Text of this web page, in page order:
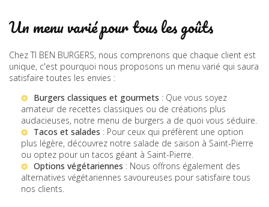
Un menu varié pour tous les goûts
Chez TI BEN BURGERS, nous comprenons que chaque client est
unique, c'est pourquoi nous proposons un menu varié qui saura
satisfaire toutes les envies :
Burgers classiques et gourmets : Que vous soyez
amateur de recettes classiques ou de créations plus
audacieuses, notre menu de burgers a de quoi vous séduire.
Tacos et salades : Pour ceux qui préfèrent une option
plus légère, découvrez notre salade de saison à Saint-Pierre
ou optez pour un tacos géant à Saint-Pierre.
Options végétariennes : Nous offrons également des
alternatives végétariennes savoureuses pour satisfaire tous
nos clients.